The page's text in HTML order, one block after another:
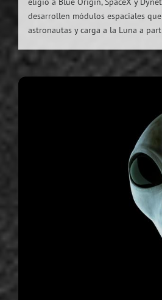
desarrollen módulos espaciales
astronautas y carga a la Luna a